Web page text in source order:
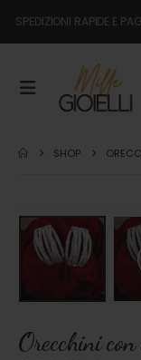
SPEDIZIONI RAPIDE E
SHOP
Orecchini